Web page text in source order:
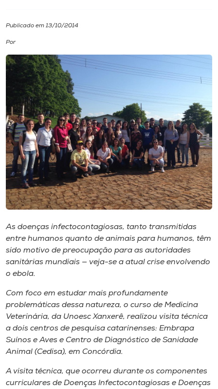
Cultura
CPA
Biblioteca
Editora
Rádio
Museu
Unoesc
Store
Selecione
o idioma
Publicado em 13/10/2014
Por
As doenças infectocontagiosas, tanto transmitidas
entre humanos quanto de animais para humanos, têm
sido motivo de preocupação para as autoridades
sanitárias mundiais — veja-se a atual crise envolvendo
o ebola.
Com foco em estudar mais profundamente
problemáticas dessa natureza, o curso de Medicina
Veterinária, da Unoesc Xanxerê, realizou visita técnica
a dois centros de pesquisa catarinenses: Embrapa
Suínos e Aves e Centro de Diagnóstico de Sanidade
Animal (Cedisa), em Concórdia.
A visita técnica, que ocorreu durante os componentes
curriculares de Doenças Infectocontagiosas e Doenças